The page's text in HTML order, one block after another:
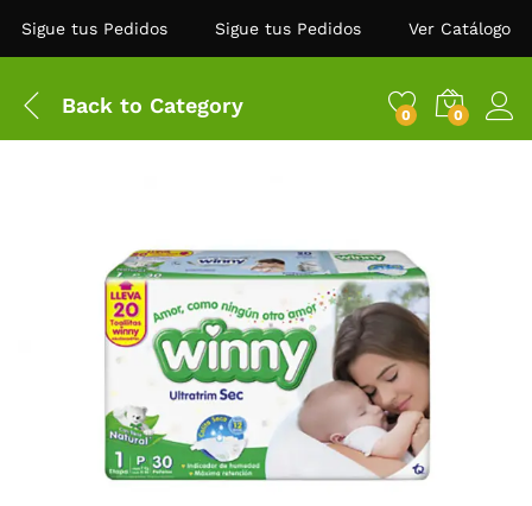
Sigue tus Pedidos Sigue tus Pedidos Ver Catálogo
Back to Category 0 0